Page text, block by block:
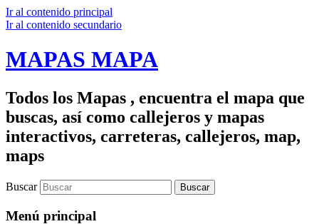
Ir al contenido principal
Ir al contenido secundario
MAPAS MAPA
Todos los Mapas , encuentra el mapa que
buscas, así como callejeros y mapas
interactivos, carreteras, callejeros, map,
maps
Buscar
Menú principal